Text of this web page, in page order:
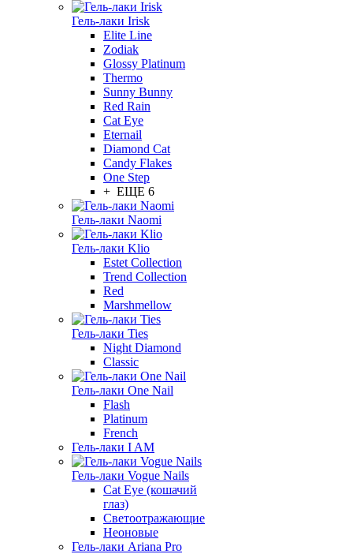
Гель-лаки Irisk
Elite Line
Zodiak
Glossy Platinum
Thermo
Sunny Bunny
Red Rain
Cat Eye
Eternail
Diamond Cat
Candy Flakes
One Step
+ ЕЩЕ 6
Гель-лаки Naomi
Гель-лаки Klio
Estet Collection
Trend Collection
Red
Marshmellow
Гель-лаки Ties
Night Diamond
Classic
Гель-лаки One Nail
Flash
Platinum
French
Гель-лаки I AM
Гель-лаки Vogue Nails
Cat Eye (кошачий
глаз)
Светоотражающие
Неоновые
Гель-лаки Ariana Pro